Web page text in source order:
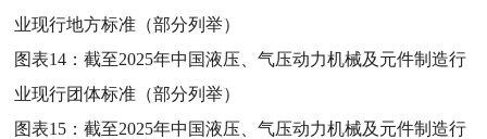
业现行地方标准（部分列举）
图表14：截至2025年中国液压、气压动力机械及元件制造行
业现行团体标准（部分列举）
图表15：截至2025年中国液压、气压动力机械及元件制造行